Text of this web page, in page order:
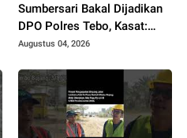
Sumbersari Bakal Dijadikan
DPO Polres Tebo, Kasat:
Karena Tak Pernah Penuhi
Augustus 04, 2026